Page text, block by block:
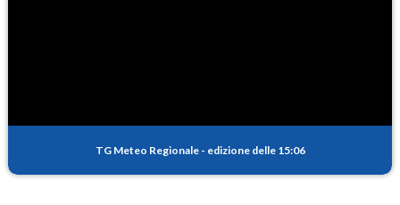
PM25
TG Meteo Regionale - edizione delle 15:06